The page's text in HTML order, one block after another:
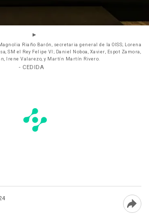
Riaño Barón, secretaria general de la OISS; Lorena
SM el Rey Felipe VI; Daniel Noboa, Xavier, Espot Zamora,
Irene Valarezo, y Martín Martín Rivero.
- CEDIDA